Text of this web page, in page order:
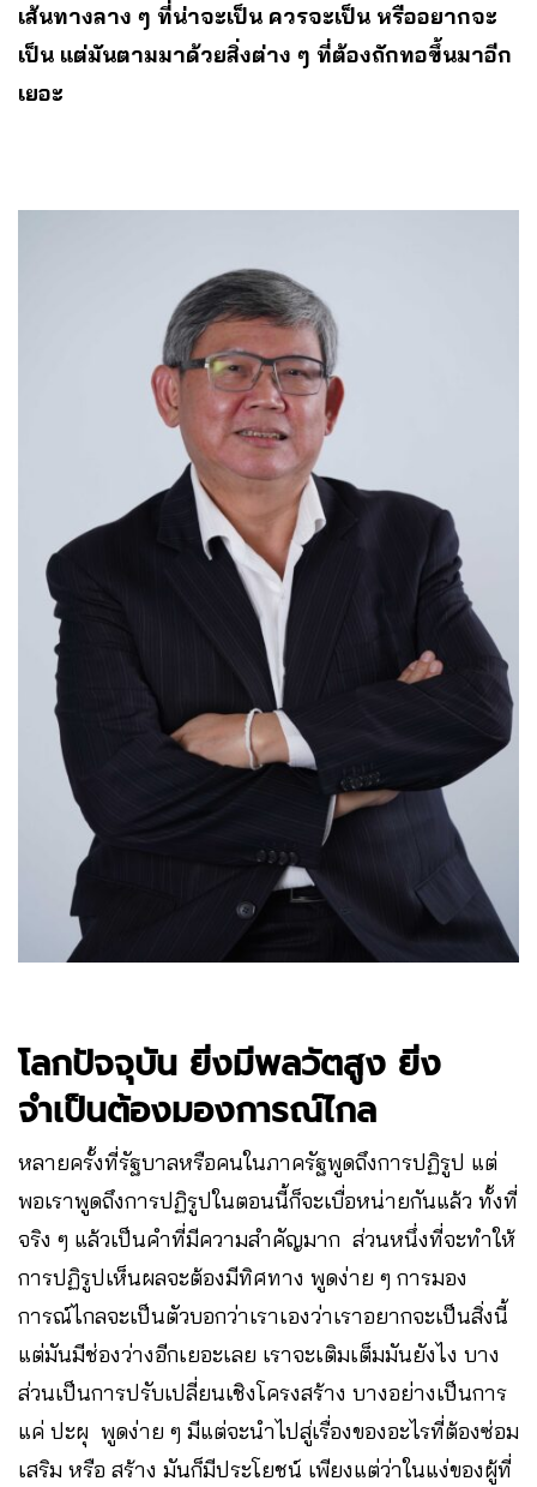
เส้นทางลาง ๆ ที่น่าจะเป็น ควรจะเป็น หรืออยากจะ
เป็น แต่มันตามมาด้วยสิ่งต่าง ๆ ที่ต้องถักทอขึ้นมาอีก
เยอะ
โลกปัจจุบัน ยิ่งมีพลวัตสูง ยิ่ง
จำเป็นต้องมองการณ์ไกล
หลายครั้งที่รัฐบาลหรือคนในภาครัฐพูดถึงการปฏิรูป แต่
พอเราพูดถึงการปฏิรูปในตอนนี้ก็จะเบื่อหน่ายกันแล้ว ทั้งที่
จริง ๆ แล้วเป็นคำที่มีความสำคัญมาก ส่วนหนึ่งที่จะทำให้
การปฏิรูปเห็นผลจะต้องมีทิศทาง พูดง่าย ๆ การมอง
การณ์ไกลจะเป็นตัวบอกว่าเราเองว่าเราอยากจะเป็นสิ่งนี้
แต่มันมีช่องว่างอีกเยอะเลย เราจะเติมเต็มมันยังไง บาง
ส่วนเป็นการปรับเปลี่ยนเชิงโครงสร้าง บางอย่างเป็นการ
แค่ ปะผุ พูดง่าย ๆ มีแต่จะนำไปสู่เรื่องของอะไรที่ต้องซ่อม
เสริม หรือ สร้าง มันก็มีประโยชน์ เพียงแต่ว่าในแง่ของผู้ที่